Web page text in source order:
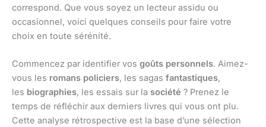
correspond. Que vous soyez un lecteur assidu ou
occasionnel, voici quelques conseils pour faire votre
choix en toute sérénité.
Commencez par identifier vos goûts personnels. Aimez-
vous les romans policiers, les sagas fantastiques,
les biographies, les essais sur la société ? Prenez le
temps de réfléchir aux derniers livres qui vous ont plu.
Cette analyse rétrospective est la base d’une sélection